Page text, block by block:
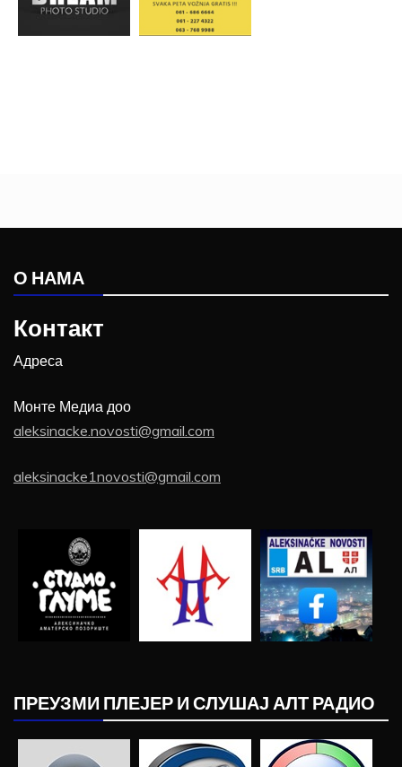
О НАМА
Контакт
Адреса
Монте Медиа доо
aleksinacke.novosti@gmail.com
aleksinacke1novosti@gmail.com
ПРЕУЗМИ ПЛЕЈЕР И СЛУШАЈ АЛТ РАДИО